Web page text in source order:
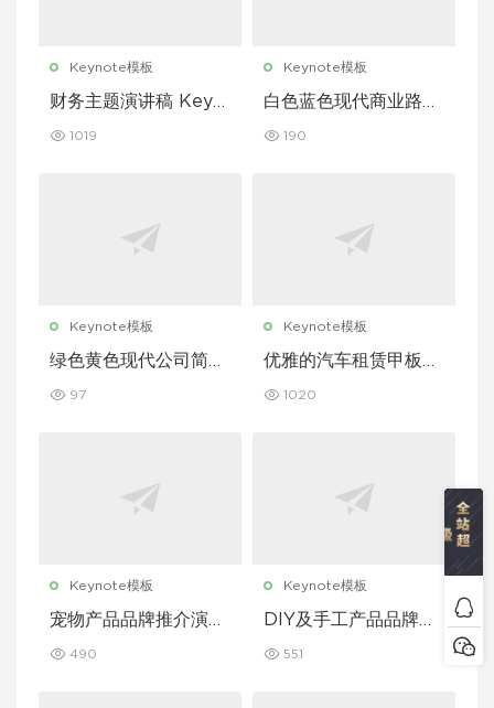
Keynote模板
财务主题演讲稿 Keyn
1019
Keynote模板
白色蓝色现代商业路演
板
190
Keynote模板
绿色黄色现代公司简介
97
Keynote模板
优雅的汽车租赁甲板主
1020
Keynote模板
宠物产品品牌推介演示
e 模板
490
Keynote模板
DIY及手工产品品牌推
eynote 模板
551